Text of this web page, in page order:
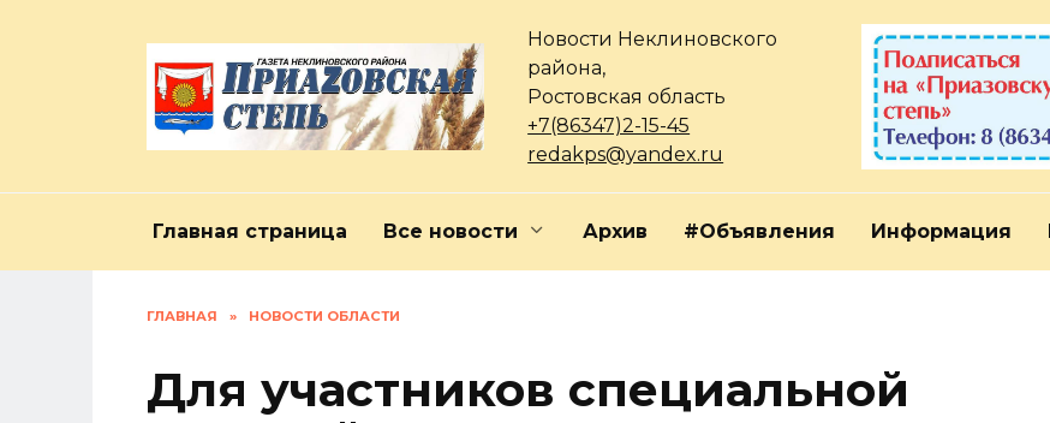
Новости Неклиновского
района,
Ростовская область
+7(86347)2-15-45
redakps@yandex.ru
Главная страница Все новости Архив #Объявления Информация
ГЛАВНАЯ » НОВОСТИ ОБЛАСТИ
Для участников специальной